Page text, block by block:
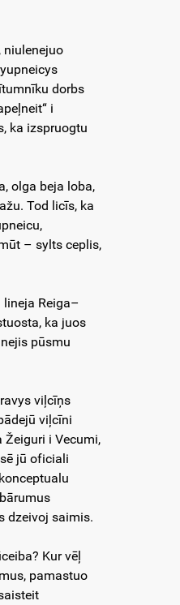
niulenejuo
dorbs
i
ka izspruogtu
olga beja loba,
Tod licīs, ka
– sylts ceplis,
Reiga–
ka juos
pūsmu
viļcīņs
viļcīni
i Vecumi,
jū oficiali
dzeivoj saimis.
Kur vēļ
pamastuo